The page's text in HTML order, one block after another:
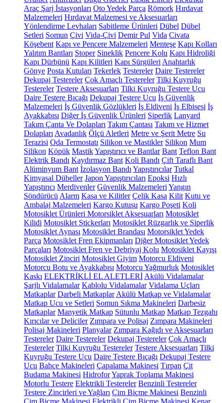
Araç Şarj İstasyonları Oto Yedek Parça Römork Hırdavat
Malzemeleri Hırdavat Malzemesi ve Aksesuarları
Yönlendirme Levhaları Sabitleme Ürünleri Dübel Dübel
Setleri Somun Çivi Vida-Çivi Demir Pul Vida Civata
Köşebent Kapı ve Pencere Malzemeleri Menteşe Kapı Kolları
Yalıtım Bantları Stoper Sineklik Pencere Kolu Kapı Hidroliği
Kapı Dürbünü Kapı Kilitleri Kapı Sürgüleri Anahtarlık
Gönye Posta Kutuları Tekerlek Testereler Daire Testereler
Dekupaj Testereler Çok Amaçlı Testereler Tilki Kuyruğu
Testereler Testere Aksesuarları Tilki Kuyruğu Testere Ucu
Daire Testere Bıçağı Dekupaj Testere Ucu İş Güvenlik
Malzemeleri İş Güvenlik Gözlükleri İş Eldiveni İş Elbisesi İş
Ayakkabısı Diğer İş Güvenlik Ürünleri Siperlik Lanyard
Takım Çanta Ve Dolapları Takım Çantası Takım ve Hizmet
Dolapları Avadanlık Ölçü Aletleri Metre ve Şerit Metre Su
Terazisi Oda Termostatı Silikon ve Mastikler Silikon Mum
Silikon Köpük MastikYapıştırıcı ve Bantlar Bant Teflon Bant
Elektrik Bandı Kaydırmaz Bant Koli Bandı Çift Taraflı Bant
Alüminyum Bant İzolasyon Bandı Yapıştırıcılar Tutkal
Kimyasal Dübeller Japon Yapıştırıcıları Epoksi Hızlı
Yapıştırıcı Merdivenler Güvenlik Malzemeleri Yangın
Söndürücü Alarm Kasa ve Kilitler Çelik Kasa Kilit Kutu ve
Ambalaj Malzemeleri Kargo Kutusu Kargo Poşeti Koli
Motosiklet Ürünleri Motorsiklet Aksesuarları Motosiklet
Kilidi Motosiklet Stickerları Motosiklet Rüzgarlık ve Siperlik
Motosiklet Aynası Motosiklet Brandası Motorsiklet Yedek
Parça Motosiklet Fren Ekipmanları Diğer Motosiklet Yedek
Parçaları Motosiklet Fren ve Debriyaj Kolu Motosiklet Kayışı
Motosiklet Zinciri Motosiklet Giyim Motorcu Eldiveni
Motorcu Botu ve Ayakkabısı Motorcu Yağmurluk Motosiklet
Kaskı ELEKTRİKLİ EL ALETLERİ Akülü Vidalamalar
Şarjlı Vidalamalar Kablolu Vidalamalar Vidalama Uçları
Matkaplar Darbeli Matkaplar Akülü Matkap ve Vidalamalar
Matkap Ucu ve Setleri Somun Sıkma Makineleri Darbesiz
Matkaplar Manyetik Matkap Sütunlu Matkap Matkap Tezgahı
Kırıcılar ve Deliciler Zımpara ve Polisaj Zımpara Makineleri
Polisaj Makineleri Planyalar Zımpara Kağıdı ve Aksesuarları
Testereler Daire Testereler Dekupaj Testereler Çok Amaçlı
Testereler Tilki Kuyruğu Testereler Testere Aksesuarları Tilki
Kuyruğu Testere Ucu Daire Testere Bıçağı Dekupaj Testere
Ucu Bahçe Makineleri Çapalama Makinesi Tırpan Çit
Budama Makinesi HidroforYaprak Toplama Makinesi
Motorlu Testere Elektrikli Testereler Benzinli Testereler
Testere Zincirleri ve Yağları Çim Biçme Makinesi Benzinli
Çim Biçme Makinesi Elektrikli Çim Biçme Makinesi Kenar